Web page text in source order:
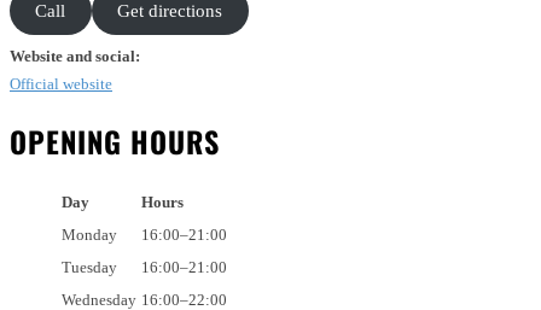
Call Get directions
Website and social:
Official website
OPENING HOURS
Day
Hours
Monday
16:00–21:00
Tuesday
16:00–21:00
Wednesday 16:00–22:00